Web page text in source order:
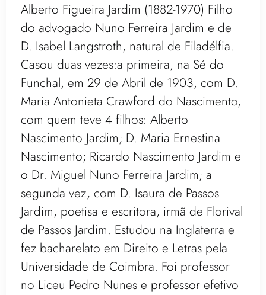
Alberto Figueira Jardim (1882-1970) Filho
do advogado Nuno Ferreira Jardim e de
D. Isabel Langstroth, natural de Filadélfia.
Casou duas vezes:a primeira, na Sé do
Funchal, em 29 de Abril de 1903, com D.
Maria Antonieta Crawford do Nascimento,
com quem teve 4 filhos: Alberto
Nascimento Jardim; D. Maria Ernestina
Nascimento; Ricardo Nascimento Jardim e
o Dr. Miguel Nuno Ferreira Jardim; a
segunda vez, com D. Isaura de Passos
Jardim, poetisa e escritora, irmã de Florival
de Passos Jardim. Estudou na Inglaterra e
fez bacharelato em Direito e Letras pela
Universidade de Coimbra. Foi professor
no Liceu Pedro Nunes e professor efetivo